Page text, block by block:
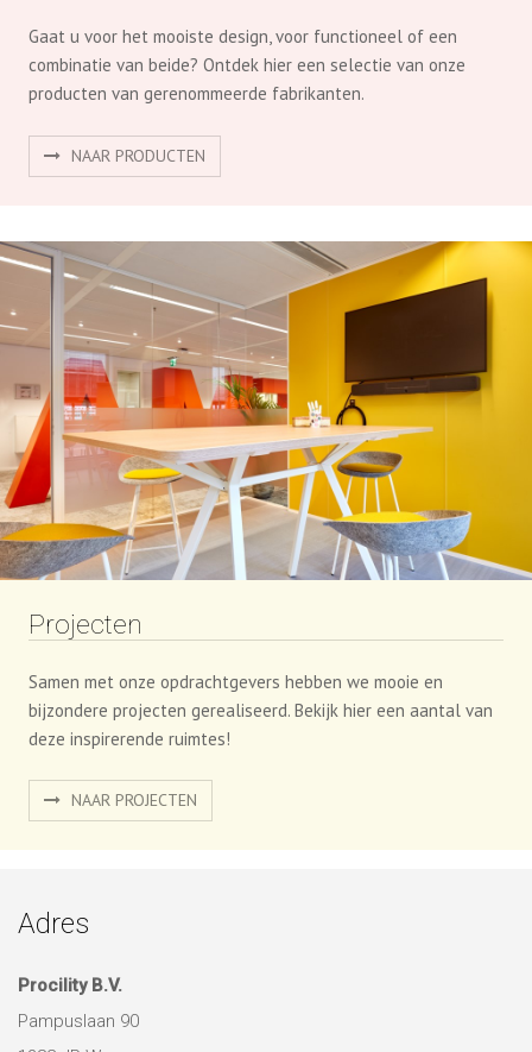
Gaat u voor het mooiste design, voor functioneel of een
combinatie van beide? Ontdek hier een selectie van onze
producten van gerenommeerde fabrikanten.
NAAR PRODUCTEN
Projecten
Samen met onze opdrachtgevers hebben we mooie en
bijzondere projecten gerealiseerd. Bekijk hier een aantal van
deze inspirerende ruimtes!
NAAR PROJECTEN
Adres
Procility B.V.
Pampuslaan 90